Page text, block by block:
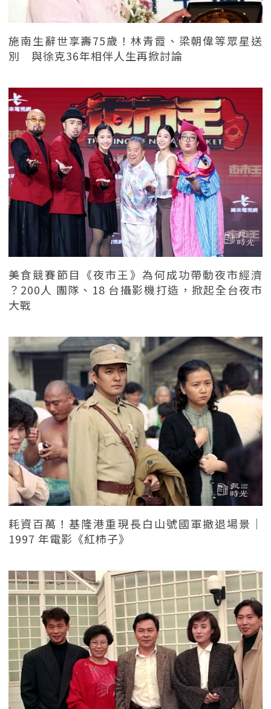
施南生辭世享壽75歲！林青霞、梁朝偉等眾星送
別 與徐克36年相伴人生再掀討論
美食競賽節目《夜市王》為何成功帶動夜市經濟
？200人 團隊、18 台攝影機打造，掀起全台夜市
大戰
耗資百萬！基隆港重現長白山號國軍撤退場景｜
1997 年電影《紅柿子》